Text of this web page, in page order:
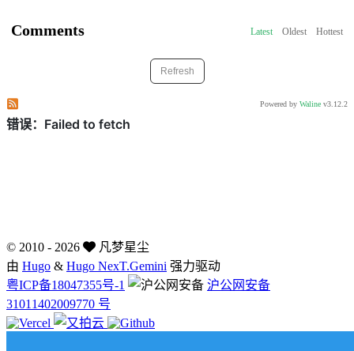
Comments Latest Oldest Hottest
Refresh
Powered by Waline v3.12.2
© 2010 - 2026
凡梦星尘
由 Hugo & Hugo NexT.Gemini 强力驱动
粤ICP备18047355号-1
沪公网安备
31011402009770 号